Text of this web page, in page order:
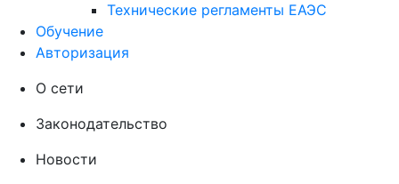
Технические регламенты ЕАЭС
Обучение
Авторизация
О сети
Законодательство
Новости